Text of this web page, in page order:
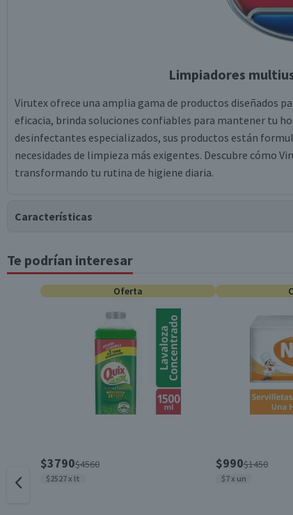
Limpiadores
Virutex ofrece una amplia gama de productos diseñados
eficacia, brinda soluciones confiables para mantener tu
desinfectantes especializados, sus productos están
necesidades de limpieza más exigentes. Descubre cómo
transformando tu rutina de higiene diaria.
Características
Tipo de Producto
Almacenamiento
Te podrían interesar
Oferta
$3790$4560
$2527 x lt
$990$1450
$7 x un